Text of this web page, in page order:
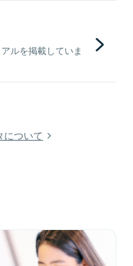
ルを掲載していま
ついて